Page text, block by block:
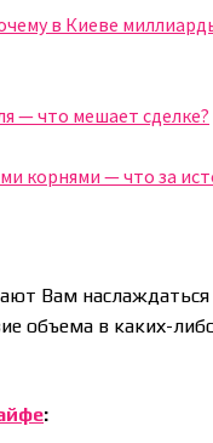
в Киеве
— что мешает сделке?
корнями — что за
Вам
объема в каких-
: